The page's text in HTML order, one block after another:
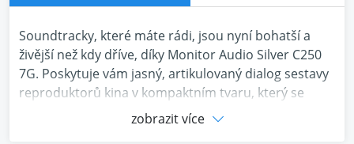
Soundtracky, které máte rádi, jsou nyní bohatší a
živější než kdy dříve, díky Monitor Audio Silver C250
7G. Poskytuje vám jasný, artikulovaný dialog sestavy
reproduktorů kina v kompaktním tvaru, který se
dokonale hodí do vašeho obývacího pokoje. Netřeba
zobrazit více